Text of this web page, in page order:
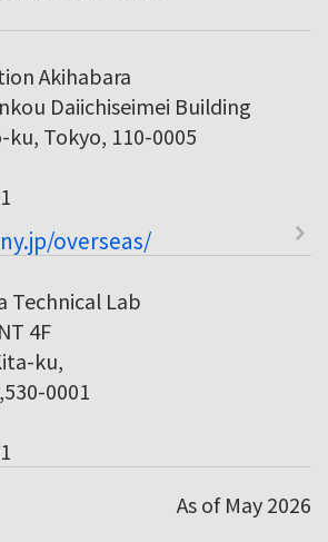
Akihabara
Daiichiseimei Building
Tokyo, 110-0005
overseas/
Technical Lab
4F
ku,
0001
As of May 2026